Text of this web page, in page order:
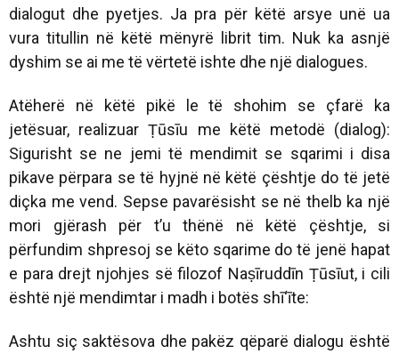
dialogut dhe pyetjes. Ja pra për këtë arsye unë ua
vura titullin në këtë mënyrë librit tim. Nuk ka asnjë
dyshim se ai me të vërtetë ishte dhe një dialogues.
Atëherë në këtë pikë le të shohim se çfarë ka
jetësuar, realizuar Ṭūsīu me këtë metodë (dialog):
Sigurisht se ne jemi të mendimit se sqarimi i disa
pikave përpara se të hyjnë në këtë çështje do të jetë
diçka me vend. Sepse pavarësisht se në thelb ka një
mori gjërash për t’u thënë në këtë çështje, si
përfundim shpresoj se këto sqarime do të jenë hapat
e para drejt njohjes së filozof Naṣīruddīn Ṭūsīut, i cili
është një mendimtar i madh i botës shī‘īte:
Ashtu siç saktësova dhe pakëz qëparë dialogu është